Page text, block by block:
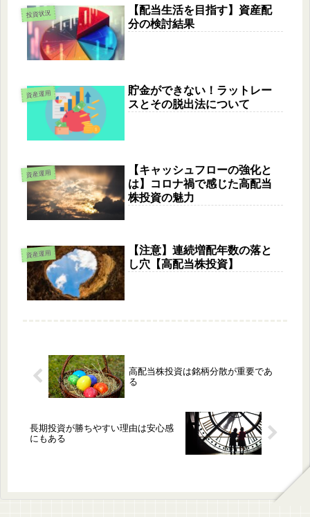
投資状況
【配当生活を目指す】資産配
分の検討結果
資産運用
貯金ができない！ラットレー
スとその脱出法について
資産運用
【キャッシュフローの強化と
は】コロナ禍で感じた高配当
株投資の魅力
資産運用
【注意】連続増配年数の落と
し穴【高配当株投資】
高配当株投資は銘柄分散が重要であ
る
長期投資が勝ちやすい理由は安心感
にもある